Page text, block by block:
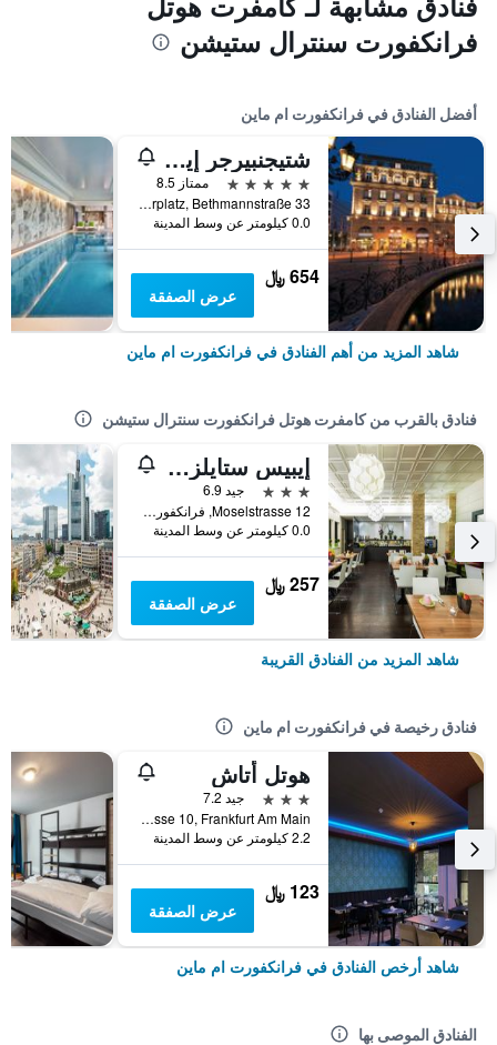
فرانكفورت سنترال ستيشن
أفضل الفنادق في فرانكفورت ام ماين
شتيجنبيرجر إيكون فرانكفورتر هوف
5 نجوم
ممتاز 8.5
Am Kaiserplatz, Bethmannstraße 33, فرانكفورت ام ماين, هسه, ألمانيا
0.0 كيلومتر عن وسط المدينة
654 ﷼
عرض الصفقة
شاهد المزيد من أهم الفنادق في فرانكفورت ام ماين
فنادق بالقرب من كامفرت هوتل فرانكفورت سنترال ستيشن
إيبيس ستايلز فرانكفورت سيتي
3 نجوم
جيد 6.9
Moselstrasse 12, فرانكفورت ام ماين, هسه, ألمانيا
0.0 كيلومتر عن وسط المدينة
257 ﷼
عرض الصفقة
شاهد المزيد من الفنادق القريبة
فنادق رخيصة في فرانكفورت ام ماين
هوتل أتاش
3 نجوم
جيد 7.2
Kolner Strasse 10, Frankfurt Am Main, فرانكفورت ام ماين, هسه, ألمانيا
2.2 كيلومتر عن وسط المدينة
123 ﷼
عرض الصفقة
شاهد أرخص الفنادق في فرانكفورت ام ماين
الفنادق الموصى بها